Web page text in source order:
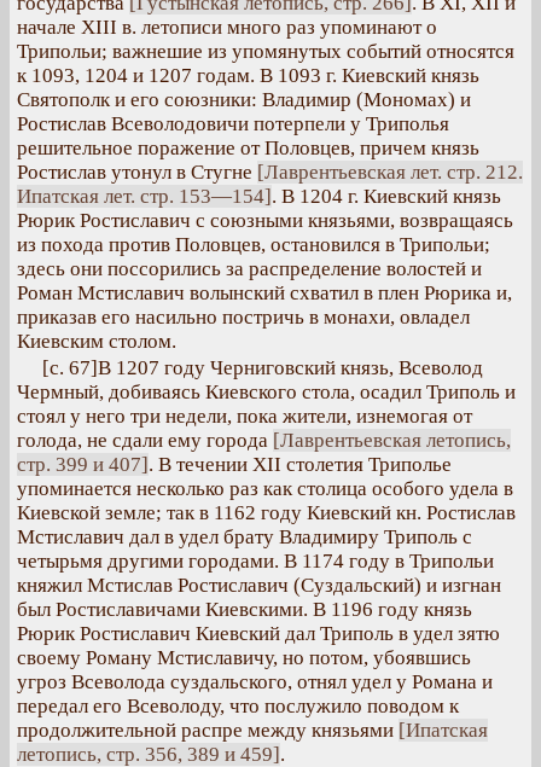
начале XIII в. летописи много раз упоминают о
Трипольи; важнешие из упомянутых событий относятся
к 1093, 1204 и 1207 годам. В 1093 г. Киевский князь
Святополк и его союзники: Владимир (Мономах) и
Ростислав Всеволодовичи потерпели у Триполья
решительное поражение от Половцев, причем князь
Ростислав утонул в Стугне [Лаврентьевская лет. стр. 212.
Ипатская лет. стр. 153—154]. В 1204 г. Киевский князь
Рюрик Ростиславич с союзными князьями, возвращаясь
из похода против Половцев, остановился в Трипольи;
здесь они поссорились за распределение волостей и
Роман Мстиславич волынский схватил в плен Рюрика и,
приказав его насильно постричь в монахи, овладел
Киевским столом.
[с. 67]В 1207 году Черниговский князь, Всеволод
Чермный, добиваясь Киевского стола, осадил Триполь и
стоял у него три недели, пока жители, изнемогая от
голода, не сдали ему города [Лаврентьевская летопись,
стр. 399 и 407]. В течении XII столетия Триполье
упоминается несколько раз как столица особого удела в
Киевской земле; так в 1162 году Киевский кн. Ростислав
Мстиславич дал в удел брату Владимиру Триполь с
четырьмя другими городами. В 1174 году в Трипольи
княжил Мстислав Ростиславич (Суздальский) и изгнан
был Ростиславичами Киевскими. В 1196 году князь
Рюрик Ростиславич Киевский дал Триполь в удел зятю
своему Роману Мстиславичу, но потом, убоявшись
угроз Всеволода суздальского, отнял удел у Романа и
передал его Всеволоду, что послужило поводом к
продолжительной распре между князьями [Ипатская
летопись, стр. 356, 389 и 459].